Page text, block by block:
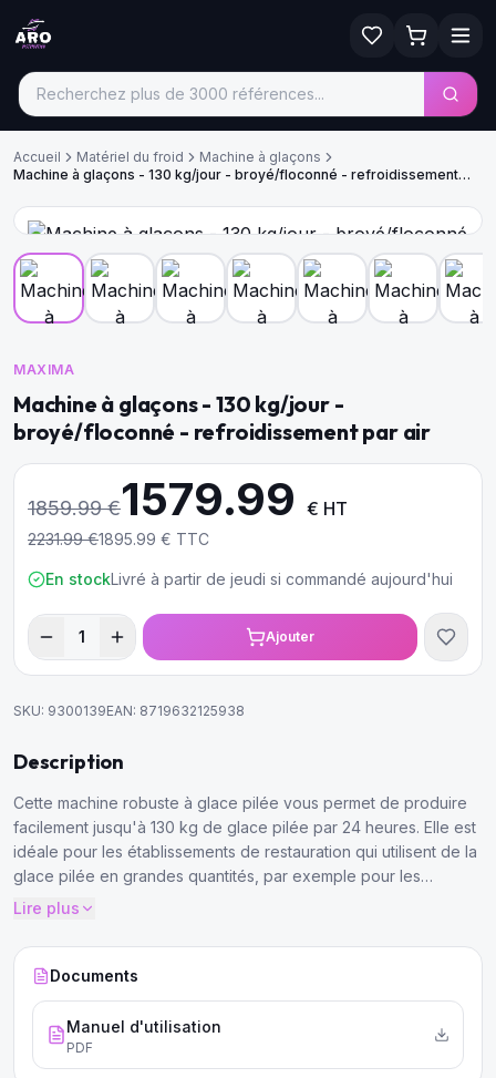
Accueil Matériel du froid
Machine à glaçons
Machine à glaçons - 130 kg/jour - broyé/floconné - refroidissement
MAXIMA
Machine à glaçons - 130 kg/jour -
broyé/floconné - refroidissement par air
1859.99€1579.99 € HT
2231.99€1895.99 € TTC
En stockLivré à partir de jeudi si commandé aujourd'hui
1 Ajouter
SKU: 9300139EAN: 8719632125938
Description
Cette machine robuste à glace pilée vous permet de produire
facilement jusqu'à 130 kg de glace pilée par 24 heures. Elle est
idéale pour les établissements de restauration qui utilisent de la
glace pilée en grandes quantités, par exemple pour les
boissons ou pour stocker ou présenter des aliments surgelés
Lire plus
Documents
Manuel d'utilisation
PDF